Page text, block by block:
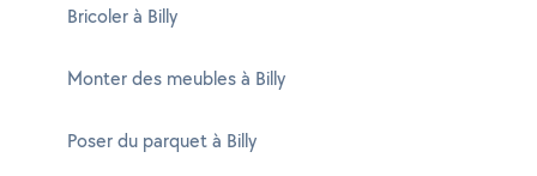
Bricoler à Billy
Monter des meubles à Billy
Poser du parquet à Billy